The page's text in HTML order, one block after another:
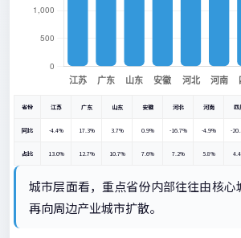
省份 江苏 广东 山东 安徽 河北 河南 四
同比 -4.4% 17.3% 3.7% 0.9% -16.7% -4.9% -
占比 13.0% 12.7% 10.7% 7.6% 7.2% 5.8%
城市层面看，重点省份内部往往由核心
再向周边产业城市扩散。